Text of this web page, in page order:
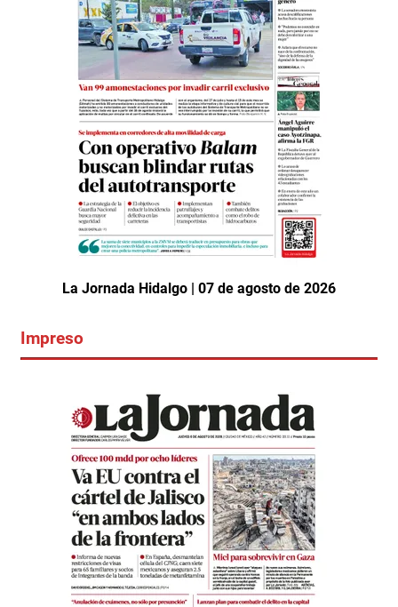
La Jornada Hidalgo | 07 de agosto de 2026
Impreso